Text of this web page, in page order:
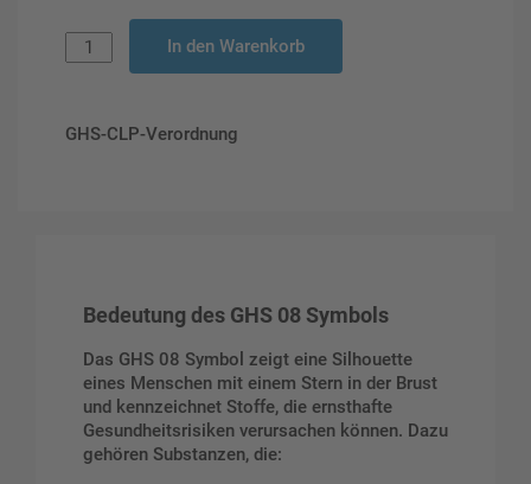
In den Warenkorb
GHS-CLP-Verordnung
Bedeutung des GHS 08 Symbols
Das GHS 08 Symbol zeigt eine Silhouette
eines Menschen mit einem Stern in der Brust
und kennzeichnet Stoffe, die ernsthafte
Gesundheitsrisiken verursachen können. Dazu
gehören Substanzen, die: